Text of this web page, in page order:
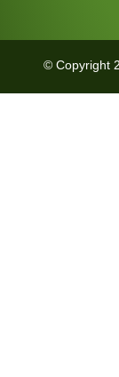
© Copyright